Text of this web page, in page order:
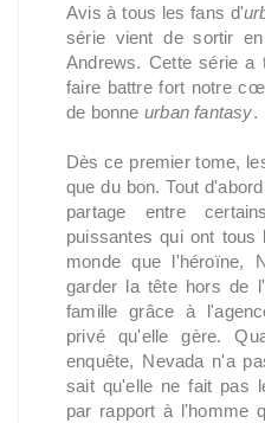
Avis à tous les fans d'
série vient de sortir
Andrews. Cette série a
faire battre fort notre
de bonne urban fantasy.
Dès ce premier tome,
que du bon. Tout
partage entre
puissantes qui ont
monde que l'héroïne,
garder la tête hors de
famille grâce à
privé qu'elle gère.
enquête, Nevada n'a
sait qu'elle ne fait pas
par rapport à l'homme